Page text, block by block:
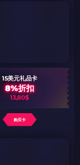
15美元礼品卡
8%折扣
13,80$
购买卡